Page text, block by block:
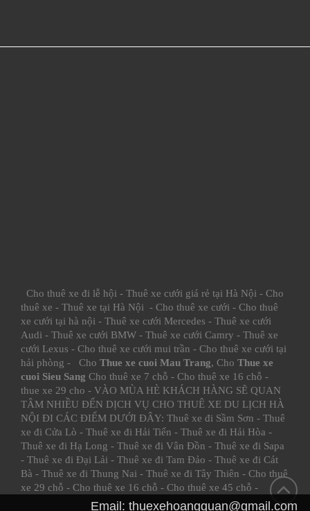
Cho thuê xe đi lễ hội - Thuê xe cưới giá rẻ tại Hà Nội - Cho
thuê xe - Thuê xe tại Hà Nội - Cho thuê xe cưới - Cho thuê
xe cưới tại hà nội - Thuê xe cưới Mercedes - Thuê xe cưới
Audi - Thuê xe cưới BMW - Thuê xe cưới Camry - Thuê xe
cưới Lexus - Cho thuê xe cưới mui trần - Cho thuê xe cưới tại
hải phòng - Cho Thue xe cuoi Mau Trang, Cho Thue xe
cuoi Sieu Sang Cho thuê xe 7 chỗ - Cho thuê xe 16 chỗ -
thue xe 29 cho - VÀO MÙA HÈ KHÁCH HÀNG SẼ QUAN
TÂM NHIỀU ĐẾN DỊCH VỤ CHO THUÊ XE DU LỊCH HÀ
NỘI ĐI CÁC ĐIỂM DƯỚI ĐÂY: Thuê xe đi Sầm Sơn - Thuê
xe đi Cửa Lò - Thuê xe đi Hải Tiến - Thuê xe đi Hải Hòa -
Thuê xe đi Hạ Long - Thuê xe đi Vân Đồn - Thuê xe đi Sapa
- Thuê xe đi Đại Lải - Thuê xe đi Tam Đảo - Thuê xe đi Cát
Bà - Thuê xe đi Thung Nai - Thuê xe đi Tây Thiên - Cho thuê
xe 29 chỗ - Cho thuê xe 16 chỗ - Cho thuê xe 45 chỗ -
Email: thuexehoangquan@gmail.com